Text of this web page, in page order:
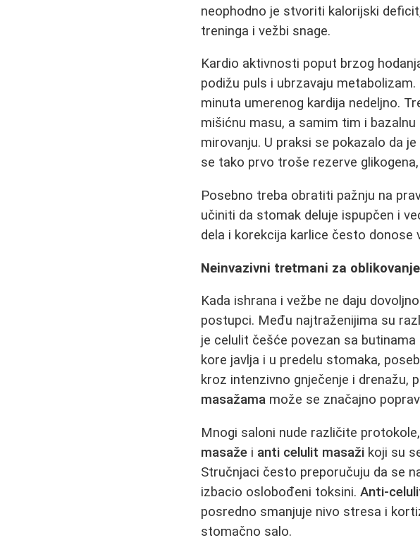
neophodno je stvoriti kalorijski
treninga i vežbi snage.
Kardio aktivnosti poput brzog
podižu puls i ubrzavaju
minuta umerenog kardija nedeljno.
mišićnu masu, a samim tim i
mirovanju. U praksi se pokazalo da
se tako prvo troše rezerve
Posebno treba obratiti pažnju na
učiniti da stomak deluje ispupčen i
dela i korekcija karlice često donose
Neinvazivni tretmani za
Kada ishrana i vežbe ne daju
postupci. Među najtraženijima su
je celulit češće povezan sa
kore javlja i u predelu stomaka,
kroz intenzivno gnječenje i drenažu,
masažama može se značajno
Mnogi saloni nude različite
masaže i anti celulit masaži koji su
Stručnjaci često preporučuju da se
izbacio oslobođeni toksini.Anti-
posredno smanjuje nivo stresa i
stomačno salo.